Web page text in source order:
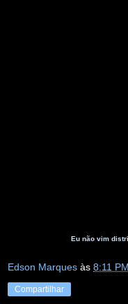
Eu não vim
Edson Marques às 8:11 PM
Compartilhar